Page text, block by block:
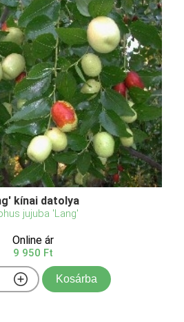
kínai datolya
jujuba 'Lang'
Online ár
9 950 Ft
Kosárba